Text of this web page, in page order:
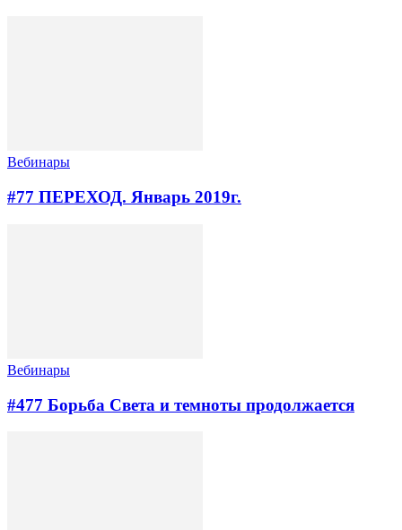
Вебинары
#77 ПЕРЕХОД. Январь 2019г.
Вебинары
#477 Борьба Света и темноты продолжается